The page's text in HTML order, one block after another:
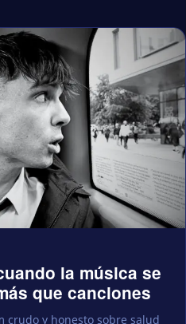
la música se
que canciones
crudo y honesto sobre salud